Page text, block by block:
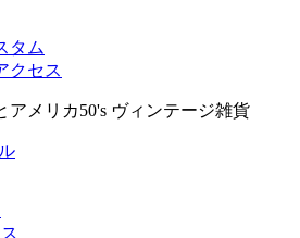
タム
クセス
アメリカ50's ヴィンテージ雑貨